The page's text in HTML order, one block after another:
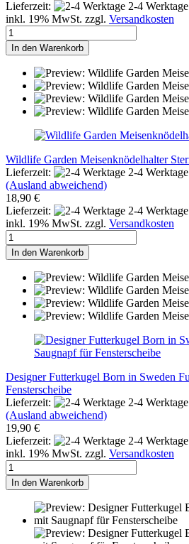
Lieferzeit:
2-4 Werktage
inkl. 19% MwSt. zzgl. Versandkosten
In den Warenkorb
Wildlife Garden Meisenknödelhalter
Lieferzeit:
2-4 Werktage
(Ausland abweichend)
18,90 €
Lieferzeit:
2-4 Werktage
inkl. 19% MwSt. zzgl. Versandkosten
In den Warenkorb
Designer Futterkugel Born in Sweden
Fensterscheibe
Lieferzeit:
2-4 Werktage
(Ausland abweichend)
19,90 €
Lieferzeit:
2-4 Werktage
inkl. 19% MwSt. zzgl. Versandkosten
In den Warenkorb